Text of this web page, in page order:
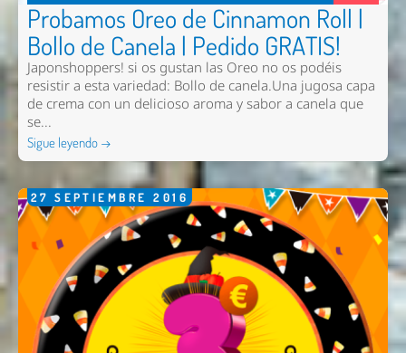
Probamos Oreo de Cinnamon Roll |
Bollo de Canela | Pedido GRATIS!
Japonshoppers! si os gustan las Oreo no os podéis
resistir a esta variedad: Bollo de canela.Una jugosa capa
de crema con un delicioso aroma y sabor a canela que
se...
Sigue leyendo →
27 SEPTIEMBRE 2016